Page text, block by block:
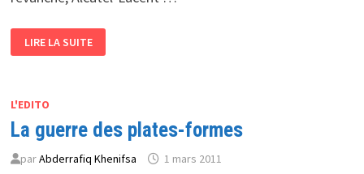
OU
COMMENT
POUR
UNE
AUTRE
LIRE LA SUITE
L'EDITO
La guerre des plates-formes
parAbderrafiq Khenifsa 1 mars 2011